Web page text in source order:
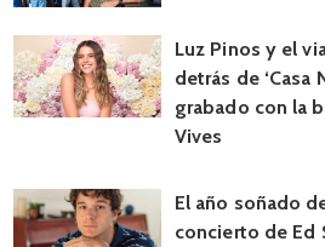
Luz Pinos y el
detrás de ‘Casa
grabado con la
Vives
El año soñado
concierto de Ed